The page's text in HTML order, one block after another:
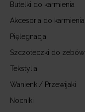
Butelki do karmienia
Akcesoria do karmienia
Pięlegnacja
Szczoteczki do zebów
Tekstylia
Wanienki/ Przewijaki
Nocniki